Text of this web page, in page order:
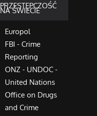
PRZESTĘPCZOŚĆ
NA ŚWIECIE
Europol
FBI - Crime
Reporting
ONZ - UNDOC -
United Nations
Office on Drugs
and Crime